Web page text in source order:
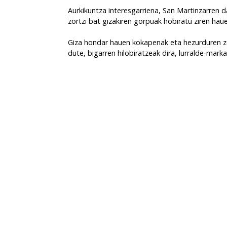
Aurkikuntza interesgarriena, San Martinzarren
zortzi bat gizakiren gorpuak hobiratu ziren
Giza hondar hauen kokapenak eta
dute, bigarren hilobiratzeak dira, lurralde-